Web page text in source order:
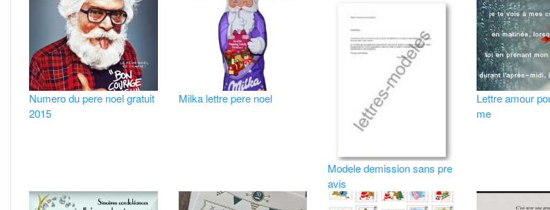
Numero du pere noel gratuit
2015
Milka lettre pere noel
Modele demission sans pre
avis
Lettre amour
me